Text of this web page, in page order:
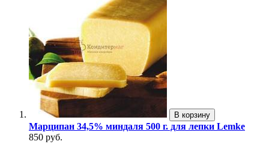
В корзину
Марципан 34,5% миндаля 500 г. для лепки Lemke
850 руб.